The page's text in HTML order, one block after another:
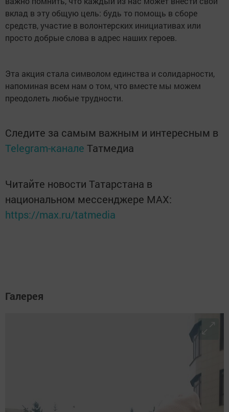
вклад в эту общую цель: будь то помощь в сборе
средств, участие в волонтерских инициативах или
просто добрые слова в адрес наших героев.
Эта акция стала символом единства и солидарности,
напоминая всем нам о том, что вместе мы можем
преодолеть любые трудности.
Следите за самым важным и интересным в
Telegram-канале Татмедиа
Читайте новости Татарстана в
национальном мессенджере MАХ:
https://max.ru/tatmedia
Галерея